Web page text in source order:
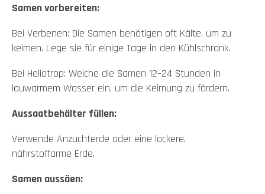
Samen vorbereiten:
Bei Verbenen: Die Samen benötigen oft Kälte, um zu
keimen. Lege sie für einige Tage in den Kühlschrank.
Bei Heliotrop: Weiche die Samen 12–24 Stunden in
lauwarmem Wasser ein, um die Keimung zu fördern.
Aussaatbehälter füllen:
Verwende Anzuchterde oder eine lockere,
nährstoffarme Erde.
Samen aussäen: